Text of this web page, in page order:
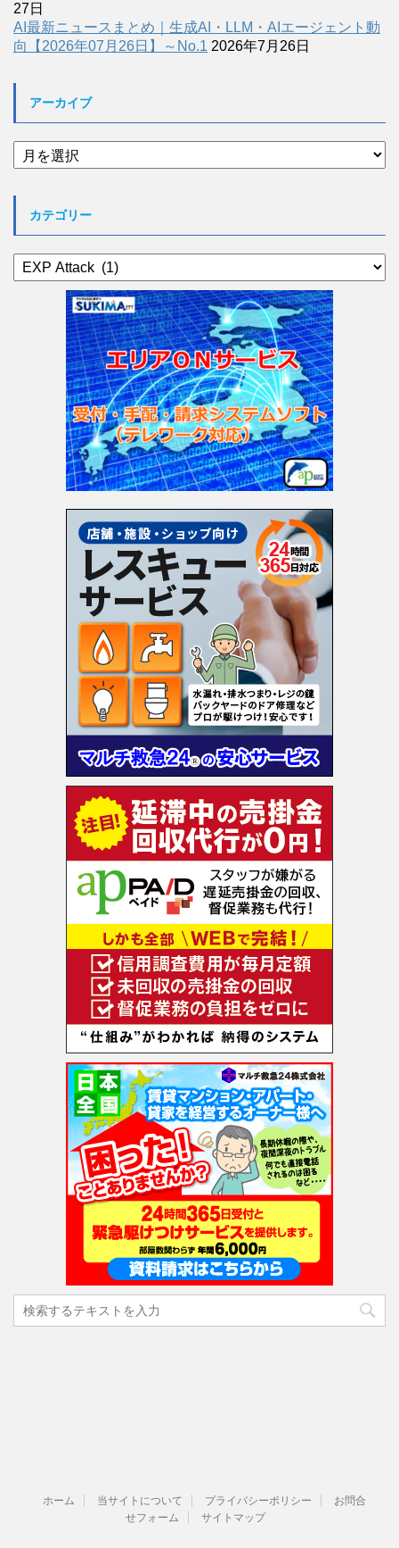
27日
AI最新ニュースまとめ｜生成AI・LLM・AIエージェント動
向【2026年07月26日】～No.1 2026年7月26日
アーカイブ
ア
ー
カテゴリー
カ
テ
ホーム 当サイトについて プライバシーポリシー
お問合
せフォーム
サイトマップ